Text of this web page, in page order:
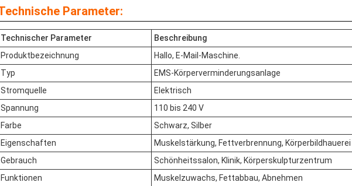
Parameter:
Technischer Parameter
Beschreibung
Produktbezeichnung
Hallo, E-Mail-Maschine.
Typ
EMS-Körperverminderungsanlage
Stromquelle
Elektrisch
Spannung
110 bis 240 V
Farbe
Schwarz, Silber
Eigenschaften
Muskelstärkung, Fettverbrennung, Körperbildhauerei
Gebrauch
Schönheitssalon, Klinik, Körperskulpturzentrum
Funktionen
Muskelzuwachs, Fettabbau, Abnehmen